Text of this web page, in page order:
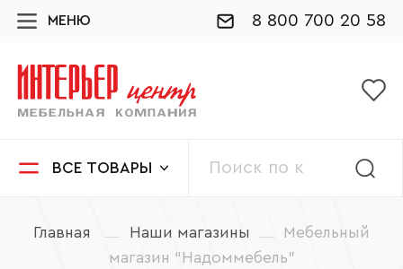
МЕНЮ 8 800 700 20 58
ВСЕ ТОВАРЫ
Главная Наши магазины
Мебельный
магазин “Надоммебель”